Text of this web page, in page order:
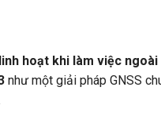
hoạt khi làm việc
như một giải pháp GNSS